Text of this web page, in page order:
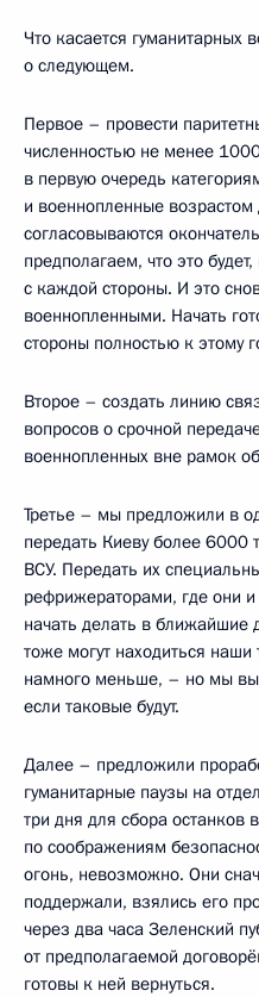
Что касается гуманитарных
о следующем.
Первое – провести
численностью не менее
в первую очередь
и военнопленные возрастом
согласовываются
предполагаем, что это
с каждой стороны. И это
военнопленными. Начать
стороны полностью к этому
Второе – создать линию
вопросов о срочной
военнопленных вне рамок
Третье – мы предложили в
передать Киеву более 6000
ВСУ. Передать их
рефрижераторами, где они
начать делать в
тоже могут находиться
намного меньше, – но мы
если таковые будут.
Далее – предложили
гуманитарные паузы на
три дня для сбора останков
по соображениям
огонь, невозможно. Они
поддержали, взялись его
через два часа Зеленский
от предполагаемой
готовы к ней вернуться.